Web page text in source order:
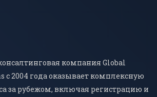
компания Global
с 2004 года оказывает комплексную
за рубежом, включая регистрацию и